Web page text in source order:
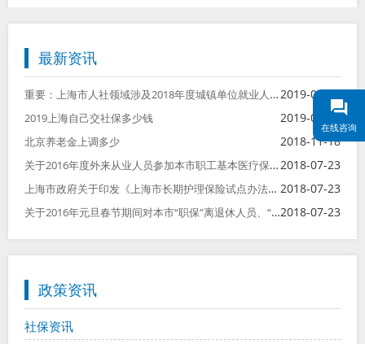
最新资讯
重要：上海市人社领域涉及2018年度城镇单位就业人员平均工资相关事项的说明2019-07-02
2019上海自己交社保多少钱 2019-06-28
北京养老金上调多少
2018-11-18
关于2016年度外来从业人员参加本市职工基本医疗保险后医保待遇衔接有关问题的通知2018-07-23
上海市政府关于印发《上海市长期护理保险试点办法》的通知 2018-07-23
关于2016年元旦春节期间对本市“职保”离退休人员、“镇保”按月领取养老金人员发放一次性补助费的通知2018-07-23
政策资讯
社保资讯
在线咨询